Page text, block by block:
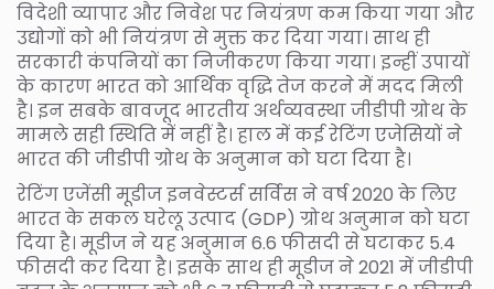
विदेशी व्यापार और निवेश पर नियंत्रण कम किया गया और
उद्योगों को भी नियंत्रण से मुक्त कर दिया गया। साथ ही
सरकारी कंपनियों का निजीकरण किया गया। इन्हीं उपायों
के कारण भारत को आर्थिक वृद्धि तेज करने में मदद मिली
है। इन सबके बावजूद भारतीय अर्थव्यवस्था जीडीपी ग्रोथ के
मामले सही स्थिति में नहीं है। हाल में कई रेटिंग एजेसियों ने
भारत की जीडीपी ग्रोथ के अनुमान को घटा दिया है।
रेटिंग एजेंसी मूडीज इनवेस्टर्स सर्विस ने वर्ष 2020 के लिए
भारत के सकल घरेलू उत्पाद (GDP) ग्रोथ अनुमान को घटा
दिया है। मूडीज ने यह अनुमान 6.6 फीसदी से घटाकर 5.4
फीसदी कर दिया है। इसके साथ ही मूडीज ने 2021 में जीडीपी